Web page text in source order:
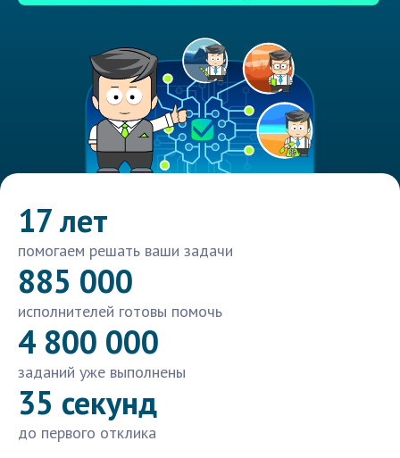
17 лет
помогаем решать ваши задачи
885 000
исполнителей готовы помочь
4 800 000
заданий уже выполнены
35 секунд
до первого отклика